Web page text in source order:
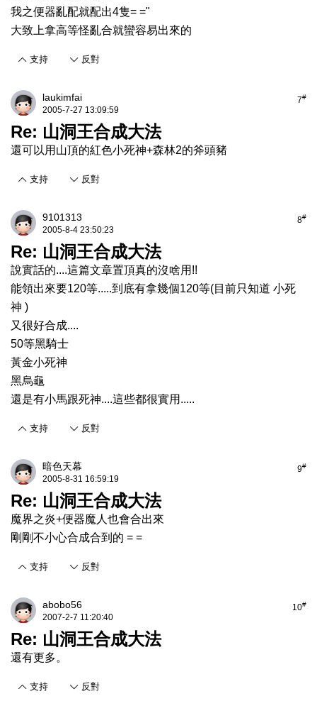
我之便器亂配就配出4隻= ="
大致上拿高等怪亂合就蠻容易出來的
支持 反對
7#
laukimfai
2005-7-27 13:09:59
Re: 山洞王合成大法
還可以用山頂的紅色小死神+森林2的斧頭豬
支持 反對
8#
9101313
2005-8-4 23:50:23
Re: 山洞王合成大法
說實話的....這篇文章置頂真的沒啥用!!
能領出來要120等.....到底有拿幾個120等(目前只知道 小死
神 )
又很好合成....
50等黑騎士
黃金小死神
黑烏龜
還是有小馬跟死神....這些都很實用.....
支持 反對
9#
暗色天幕
2005-8-31 16:59:19
Re: 山洞王合成大法
魔界之炎+便器魔人也會合出來
剛剛不小心合成合到的 = =
支持 反對
10#
abobo56
2007-2-7 11:20:40
Re: 山洞王合成大法
還有更多。
支持 反對